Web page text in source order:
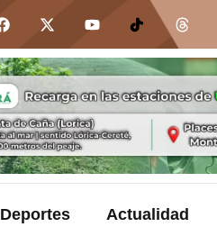
Deportes Actualidad